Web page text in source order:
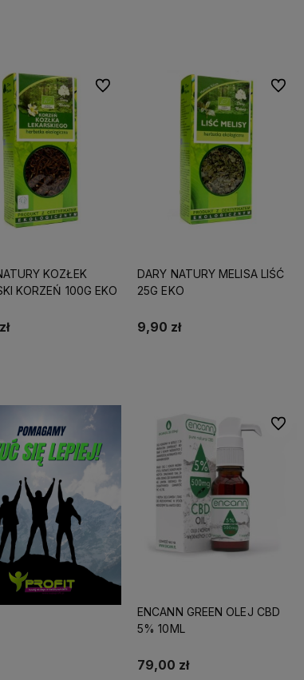
KOZŁEK
KORZEŃ 100G EKO
Do ulubionych
DARY NATURY MELISA LIŚĆ
25G EKO
9,90 zł
Do
ENCANN GREEN OLEJ CBD
5% 10ML
79,00 zł
Do